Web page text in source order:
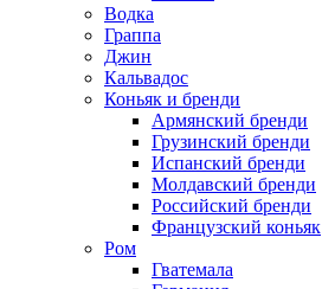
Водка
Граппа
Джин
Кальвадос
Коньяк и бренди
Армянский бренди
Грузинский бренди
Испанский бренди
Молдавский бренди
Российский бренди
Французский коньяк
Ром
Гватемала